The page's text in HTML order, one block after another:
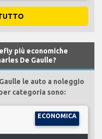
più economiche
De Gaulle?
le auto a noleggio
categoria sono:
ECONOMICA